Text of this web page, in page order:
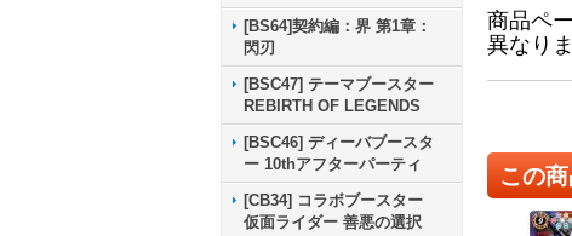
[BS64]契約編：界 第1章：
閃刃
[BSC47] テーマブースター
REBIRTH OF LEGENDS
[BSC46] ディーバブースタ
ー 10thアフターパーティ
[CB34] コラボブースター
仮面ライダー 善悪の選択
商品ペ
異なり
この